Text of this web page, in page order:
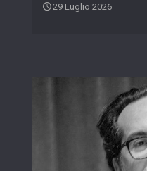
29 Luglio 2026